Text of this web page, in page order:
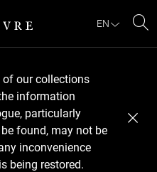
EN
of our collections
information
particularly
found, may not be
inconvenience
being restored.